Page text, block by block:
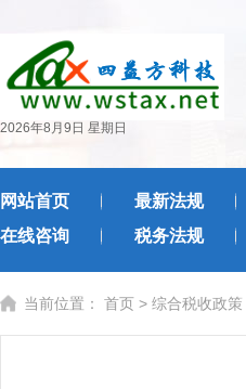
2026年8月9日 星期日
网站首页 最新法规
在线咨询
税务法规
当前位置： 首页 > 综合税收政策